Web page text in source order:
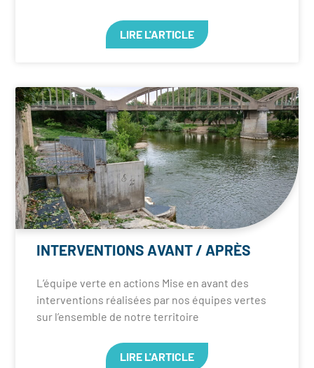
LIRE L'ARTICLE
INTERVENTIONS AVANT / APRÈS
L’équipe verte en actions Mise en avant des
interventions réalisées par nos équipes vertes
sur l’ensemble de notre territoire
LIRE L'ARTICLE